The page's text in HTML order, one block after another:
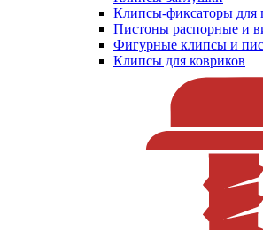
Клипсы-фиксаторы для
Пистоны распорные и
Фигурные клипсы и
Клипсы для ковриков